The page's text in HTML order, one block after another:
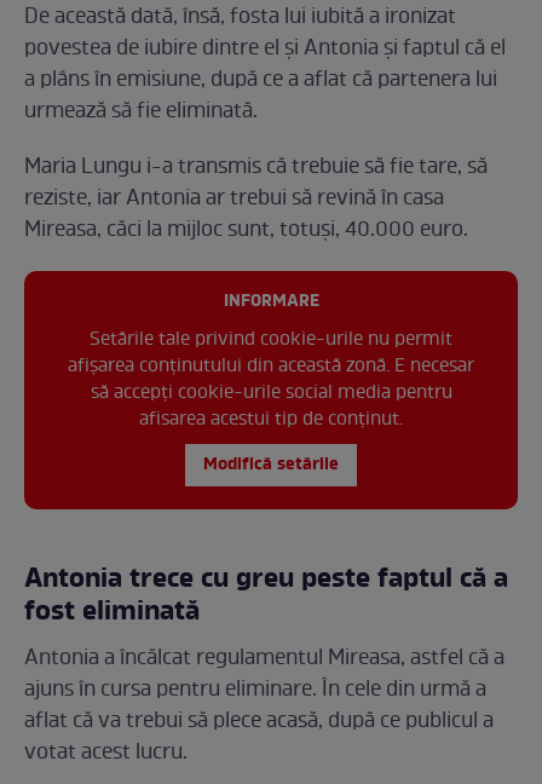
De această dată, însă, fosta lui iubită a ironizat
povestea de iubire dintre el și Antonia și faptul că el
a plâns în emisiune, după ce a aflat că partenera lui
urmează să fie eliminată.
Maria Lungu i-a transmis că trebuie să fie tare, să
reziste, iar Antonia ar trebui să revină în casa
Mireasa, căci la mijloc sunt, totuși, 40.000 euro.
INFORMARE
Setările tale privind cookie-urile nu permit
afișarea conținutului din această zonă. E necesar
să accepți cookie-urile social media pentru
afisarea acestui tip de conținut.
Modifică setările
Antonia trece cu greu peste faptul că a
fost eliminată
Antonia a încălcat regulamentul Mireasa, astfel că a
ajuns în cursa pentru eliminare. În cele din urmă a
aflat că va trebui să plece acasă, după ce publicul a
votat acest lucru.